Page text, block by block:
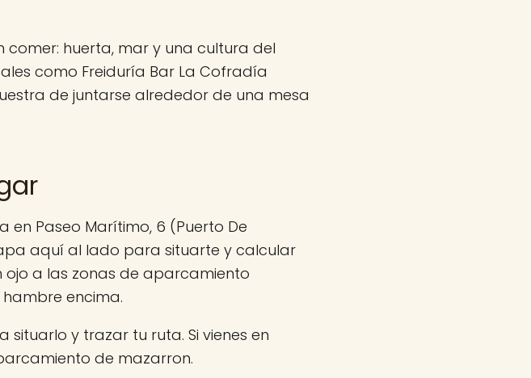
comer: huerta, mar y una cultura del
como Freiduría Bar La Cofradía
de juntarse alrededor de una mesa
en Paseo Marítimo, 6 (Puerto De
aquí al lado para situarte y calcular
ojo a las zonas de aparcamiento
encima.
y trazar tu ruta. Si vienes en
de mazarron.